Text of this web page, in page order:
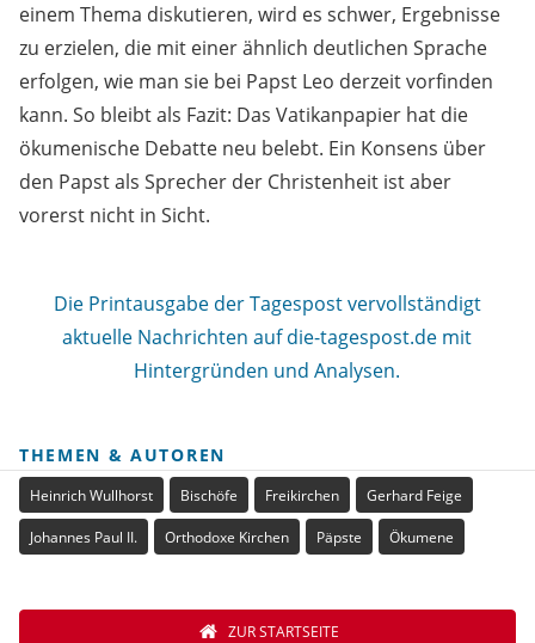
einem Thema diskutieren, wird es schwer, Ergebnisse
zu erzielen, die mit einer ähnlich deutlichen Sprache
erfolgen, wie man sie bei Papst Leo derzeit vorfinden
kann. So bleibt als Fazit: Das Vatikanpapier hat die
ökumenische Debatte neu belebt. Ein Konsens über
den Papst als Sprecher der Christenheit ist aber
vorerst nicht in Sicht.
Die Printausgabe der Tagespost vervollständigt
aktuelle Nachrichten auf die-tagespost.de mit
Hintergründen und Analysen.
THEMEN & AUTOREN
Heinrich Wullhorst Bischöfe Freikirchen Gerhard Feige
Johannes Paul II. Orthodoxe Kirchen Päpste Ökumene
ZUR STARTSEITE